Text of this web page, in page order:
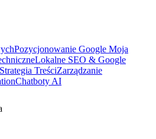
Pozycjonowanie Google Moja
Lokalne SEO & Google
Strategia TreściZarządzanie
Chatboty AI